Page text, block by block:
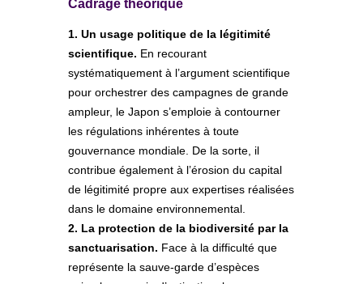
Cadrage théorique
1. Un usage politique de la légitimité
scientifique. En recourant
systématiquement à l’argument scientifique
pour orchestrer des campagnes de grande
ampleur, le Japon s’emploie à contourner
les régulations inhérentes à toute
gouvernance mondiale. De la sorte, il
contribue également à l’érosion du capital
de légitimité propre aux expertises réalisées
dans le domaine environnemental.
2. La protection de la biodiversité par la
sanctuarisation. Face à la difficulté que
représente la sauve-garde d’espèces